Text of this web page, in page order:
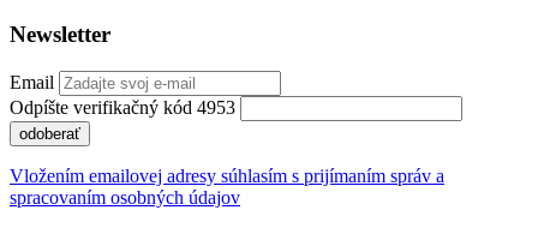
Newsletter
Email
Odpíšte verifikačný kód 4953
odoberať
Vložením emailovej adresy súhlasím s prijímaním správ a
spracovaním osobných údajov